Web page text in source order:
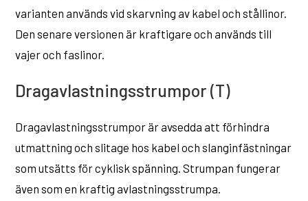
varianten används vid skarvning av kabel och stållinor.
Den senare versionen är kraftigare och används till
vajer och faslinor.
Dragavlastningsstrumpor (T)
Dragavlastningsstrumpor är avsedda att förhindra
utmattning och slitage hos kabel och slanginfästningar
som utsätts för cyklisk spänning. Strumpan fungerar
även som en kraftig avlastningsstrumpa.